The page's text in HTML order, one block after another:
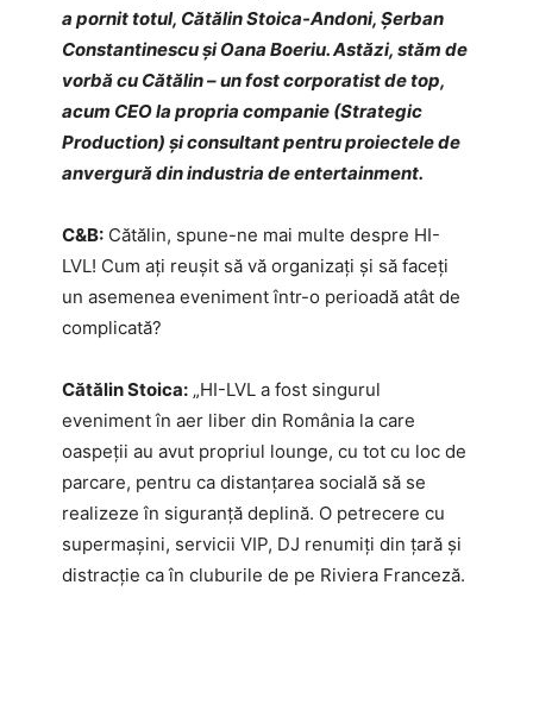
a pornit totul, Cătălin Stoica-Andoni, Șerban
Constantinescu și Oana Boeriu. Astăzi, stăm de
vorbă cu Cătălin – un fost corporatist de top,
acum CEO la propria companie (Strategic
Production) și consultant pentru proiectele de
anvergură din industria de entertainment.
C&B: Cătălin, spune-ne mai multe despre HI-
LVL! Cum ați reușit să vă organizați și să faceți
un asemenea eveniment într-o perioadă atât de
complicată?
Cătălin Stoica: „HI-LVL a fost singurul
eveniment în aer liber din România la care
oaspeții au avut propriul lounge, cu tot cu loc de
parcare, pentru ca distanțarea socială să se
realizeze în siguranță deplină. O petrecere cu
supermașini, servicii VIP, DJ renumiți din țară și
distracție ca în cluburile de pe Riviera Franceză.